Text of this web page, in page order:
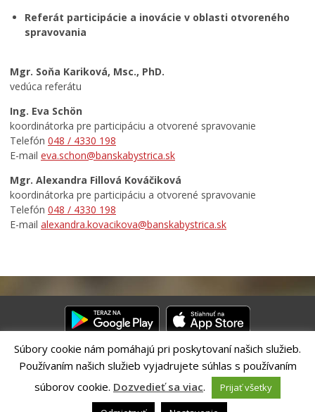
Referát participácie a inovácie v oblasti otvoreného
spravovania
Mgr. Soňa Kariková, Msc., PhD.
vedúca referátu
Ing. Eva Schön
koordinátorka pre participáciu a otvorené spravovanie
Telefón 048 / 4330 198
E-mail eva.schon@banskabystrica.sk
Mgr. Alexandra Fillová Kováčiková
koordinátorka pre participáciu a otvorené spravovanie
Telefón 048 / 4330 198
E-mail alexandra.kovacikova@banskabystrica.sk
Riešenie CITIO 2.0| Technický prevádzkovateľ – MVI Technology sk,
s.r.o.
Správca webového sídla: Mesto Banská Bystrica, Československej
armády 26, 97401 Banská Bystrica,webmaster@banskabystrica.sk
Súbory cookie nám pomáhajú pri poskytovaní našich služieb.
Používaním našich služieb vyjadrujete súhlas s používaním
súborov cookie. Dozvedieť sa viac.
Prijať všetky